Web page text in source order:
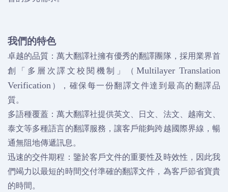
我們的特色
卓越的品質：萬大翻譯社擁有優秀的翻譯團隊，採用業界首
創「多層次譯文校閱機制」（ Multilayer Translation
Verification ），確保每一份翻譯文件達到最高的翻譯品
質。
多語種覆蓋：萬大翻譯社提供英文、日文、法文、越南文、
泰文等多種語言的翻譯服務，讓客戶能夠跨越國際界線，暢
通無阻地傳遞訊息。
迅速的交件期程：鑒於客戶文件的重要性及時效性，因此我
們竭力以最短的時間交付準確的翻譯文件，為客戶節省寶貴
的時間。